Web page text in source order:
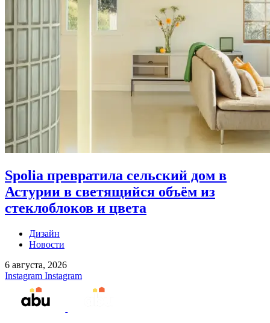
Spolia превратила сельский дом в
Астурии в светящийся объём из
стеклоблоков и цвета
Дизайн
Новости
6 августа, 2026
Instagram Instagram